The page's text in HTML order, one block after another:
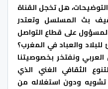
هل تخجل القناة
بث المسلسل وتعتدر
على قطاع التواصل
والعباد في المغرب؟
ونفتخر بخصوصيتنا
الثقافي الغني الذي
تشويه ودون استغلاله من